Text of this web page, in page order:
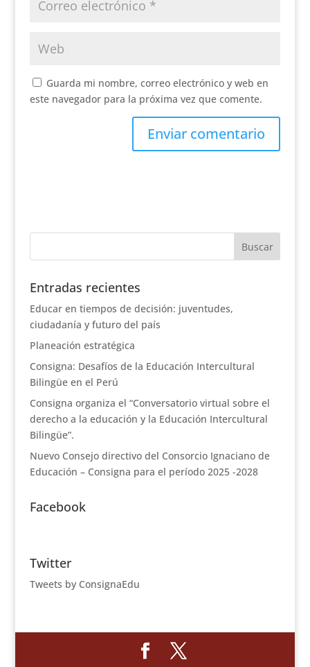
Guarda mi nombre, correo electrónico y web en
este navegador para la próxima vez que comente.
Entradas recientes
Educar en tiempos de decisión: juventudes,
ciudadanía y futuro del país
Planeación estratégica
Consigna: Desafíos de la Educación Intercultural
Bilingüe en el Perú
Consigna organiza el “Conversatorio virtual sobre el
derecho a la educación y la Educación Intercultural
Bilingüe”.
Nuevo Consejo directivo del Consorcio Ignaciano de
Educación – Consigna para el período 2025 -2028
Facebook
Twitter
Tweets by ConsignaEdu